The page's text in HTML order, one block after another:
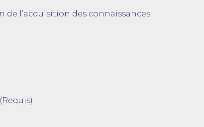
l’acquisition des connaissances